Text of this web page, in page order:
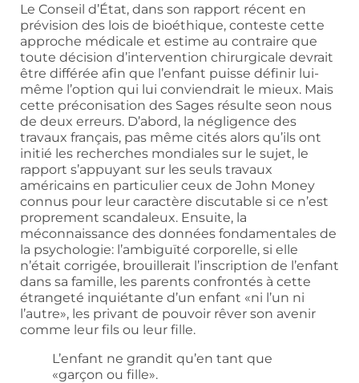
Le Conseil d’État, dans son rapport récent en
prévision des lois de bioéthique, conteste cette
approche médicale et estime au contraire que
toute décision d’intervention chirurgicale devrait
être différée afin que l’enfant puisse définir lui-
même l’option qui lui conviendrait le mieux. Mais
cette préconisation des Sages résulte seon nous
de deux erreurs. D’abord, la négligence des
travaux français, pas même cités alors qu’ils ont
initié les recherches mondiales sur le sujet, le
rapport s’appuyant sur les seuls travaux
américains en particulier ceux de John Money
connus pour leur caractère discutable si ce n’est
proprement scandaleux. Ensuite, la
méconnaissance des données fondamentales de
la psychologie: l’ambiguïté corporelle, si elle
n’était corrigée, brouillerait l’inscription de l’enfant
dans sa famille, les parents confrontés à cette
étrangeté inquiétante d’un enfant «ni l’un ni
l’autre», les privant de pouvoir rêver son avenir
comme leur fils ou leur fille.
L’enfant ne grandit qu’en tant que
«garçon ou fille».